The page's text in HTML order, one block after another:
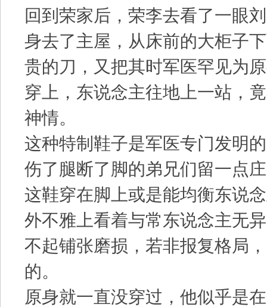
回到荣家后，荣李去看了一眼
身去了主屋，从床前的大柜子
贵的刀，又把其时军医罕见为
穿上，东说念主往地上一站，
神情。
这种特制鞋子是军医专门发明
伤了腿断了脚的弟兄们留一点
这鞋穿在脚上或是能均衡东说
外不雅上看着与常东说念主无
不起铺张磨损，若非报复格局
的。
原身就一直没穿过，他似乎是